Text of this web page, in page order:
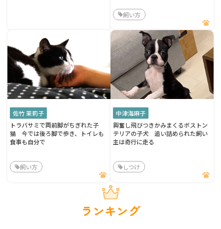
飼い方
佐竹 茉莉子
トラバサミで両前脚がちぎれた子
猫 今では後ろ脚で歩き、トイレも
食事も自分で
飼い方
中津海麻子
興奮し飛びつきかみまくるボストン
テリアの子犬 追い詰められた飼い
主は奇行に走る
しつけ
ランキング